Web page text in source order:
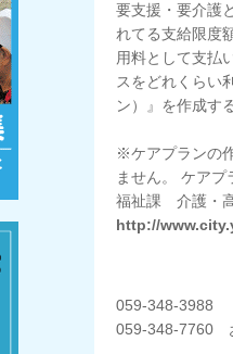
要支援・要介護
れてる支給限度
用料として支払
スをどれくらい
ン）』を作成す
※ケアプランの
ません。 ケア
福祉課 介護・
http://
059-348-3988
059-348-7760